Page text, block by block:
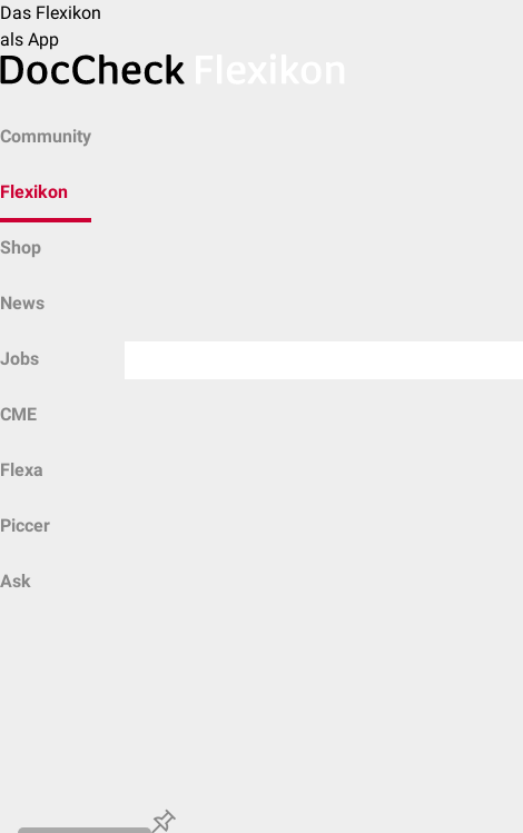
Das Flexikon
als App
Community
Flexikon
Shop
News
Jobs
CME
Flexa
Piccer
Ask